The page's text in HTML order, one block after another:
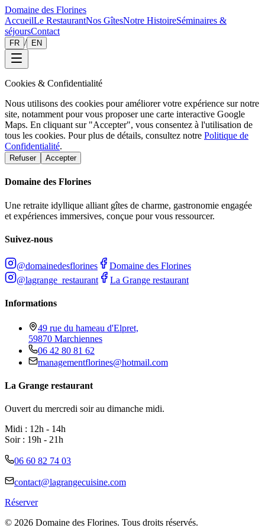
Domaine des Florines
AccueilLe RestaurantNos GîtesNotre HistoireSéminaires &
séjoursContact
FR / EN
Cookies & Confidentialité
Nous utilisons des cookies pour améliorer votre expérience sur notre
site, notamment pour vous proposer une carte interactive Google
Maps. En cliquant sur "Accepter", vous consentez à l'utilisation de
tous les cookies. Pour plus de détails, consultez notre Politique de
Confidentialité.
Refuser Accepter
Domaine des Florines
Une retraite idyllique alliant gîtes de charme, gastronomie engagée
et expériences immersives, conçue pour vous ressourcer.
Suivez-nous
@domainedesflorines
Domaine des Florines
@lagrange_restaurant
La Grange restaurant
Informations
49 rue du hameau d'Elpret,
59870 Marchiennes
06 42 80 81 62
managementflorines@hotmail.com
La Grange restaurant
Ouvert du mercredi soir au dimanche midi.
Midi : 12h - 14h
Soir : 19h - 21h
06 60 82 74 03
contact@lagrangecuisine.com
Réserver
© 2026 Domaine des Florines. Tous droits réservés.